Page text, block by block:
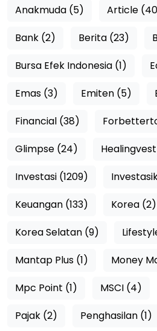
Anakmuda (5) Article
Bank (2)
Berita (23)
Bursa Efek Indonesia (1)
Emas (3)
Emiten (5)
Financial (38)
Glimpse (24)
Investasi (1209)
Keuangan (133)
Korea (2)
Korea Selatan (9)
Mantap Plus (1)
Money
Mpc Point (1)
MSCI (4)
Pajak (2)
Penghasilan (1)